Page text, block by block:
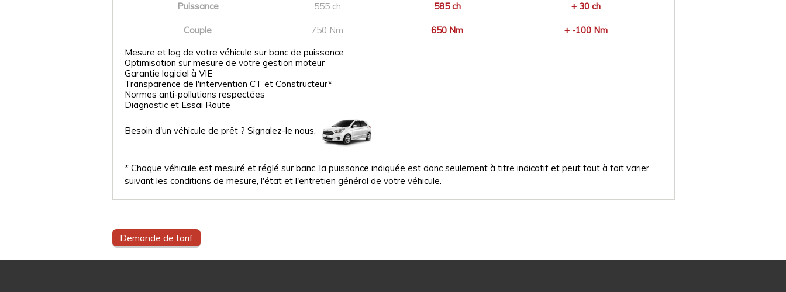
Puissance 555 ch 585 ch + 30 ch
Couple 750 Nm 650 Nm
+ -100 Nm
Mesure et log de votre véhicule sur banc de puissance
Optimisation sur mesure de votre gestion moteur
Garantie logiciel à VIE
Transparence de l'intervention CT et Constructeur*
Normes anti-pollutions respectées
Diagnostic et Essai Route
Besoin d'un véhicule de prêt ? Signalez-le nous.
* Chaque véhicule est mesuré et réglé sur banc, la puissance indiquée est donc seulement à titre indicatif et peut tout à fait varier
suivant les conditions de mesure, l'état et l'entretien général de votre véhicule.
Demande de tarif